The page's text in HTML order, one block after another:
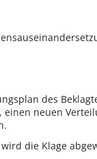
des
einen neuen
die Klage